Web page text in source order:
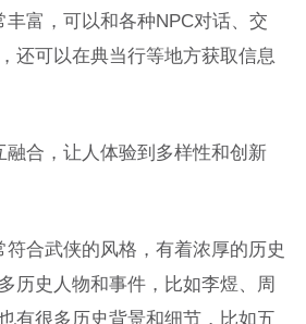
富，可以和各种NPC对话、交
还可以在典当行等地方获取信息
融合，让人体验到多样性和创新
合武侠的风格，有着浓厚的历史
历史人物和事件，比如李煜、周
有很多历史背景和细节，比如五